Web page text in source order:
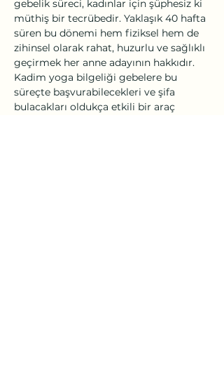
gebelik süreci, kadınlar için şüphesiz ki
müthiş bir tecrübedir. Yaklaşık 40 hafta
süren bu dönemi hem fiziksel hem de
zihinsel olarak rahat, huzurlu ve sağlıklı
geçirmek her anne adayının hakkıdır.
Kadim yoga bilgeliği gebelere bu
süreçte başvurabilecekleri ve şifa
bulacakları oldukça etkili bir araç